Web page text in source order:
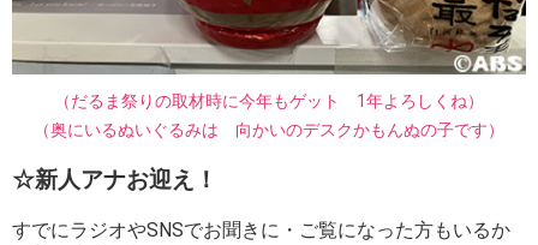
（だるま祭りの取材時に今年もゲット 1年よろしくね）
（奥にいるぬいぐるみは 向かいのデスクかもんぬの子です）
☆新人アナお迎え！
すでにラジオやSNSでお聞きに・ご覧になった方もいるか